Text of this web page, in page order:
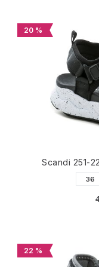
20 %
Scandi 251-
36
22 %